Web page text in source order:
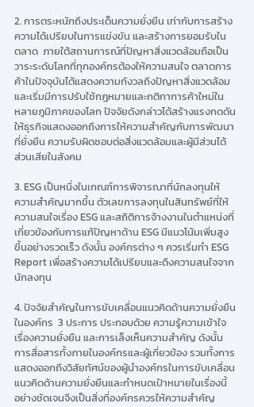
2. การตระหนักถึงประเด็นความยั่งยืน เท่ากับการสร้าง
ความได้เปรียบในการแข่งขัน และสร้างการยอมรับใน
ตลาด  ภายใต้สถานการณ์ที่ปัญหาสิ่งแวดล้อมถือเป็น
วาระระดับโลกที่ทุกองค์กรต้องให้ความสนใจ ตลาดการ
ค้าในปัจจุบันได้แสดงความกังวลถึงปัญหาสิ่งแวดล้อม
และเริ่มมีการปรับใช้กฎหมายและกติกาการค้าใหม่ใน
หลายภูมิภาคของโลก ปัจจัยดังกล่าวได้สร้างแรงกดดัน
ให้ธุรกิจแสดงออกถึงการให้ความสำคัญกับการพัฒนา
ที่ยั่งยืน ความรับผิดชอบต่อสิ่งแวดล้อมและผู้มีส่วนได้
ส่วนเสียในสังคม
3. ESG เป็นหนึ่งในเกณฑ์การพิจารณาที่นักลงทุนให้
ความสำคัญมากขึ้น ตัวเลขการลงทุนในสินทรัพย์ที่ให้
ความสนใจเรื่อง ESG และสถิติการจ้างงานในตำแหน่งที่
เกี่ยวข้องกับการแก้ปัญหาด้าน ESG มีแนวโน้มเพิ่มสูง
ขึ้นอย่างรวดเร็ว ดังนั้น องค์กรต่าง ๆ ควรเริ่มทำ ESG
Report เพื่อสร้างความได้เปรียบและดึงความสนใจจาก
นักลงทุน
4. ปัจจัยสำคัญในการขับเคลื่อนแนวคิดด้านความยั่งยืน
ในองค์กร  3 ประการ ประกอบด้วย ความรู้ความเข้าใจ
เรื่องความยั่งยืน และการเล็งเห็นความสำคัญ ดังนั้น
การสื่อสารทั้งภายในองค์กรและผู้เกี่ยวข้อง รวมทั้งการ
แสดงออกถึงวิสัยทัศน์ของผู้นำองค์กรในการขับเคลื่อน
แนวคิดด้านความยั่งยืนและกำหนดเป้าหมายในเรื่องนี้
อย่างชัดเจนจึงเป็นสิ่งที่องค์กรควรให้ความสำคัญ